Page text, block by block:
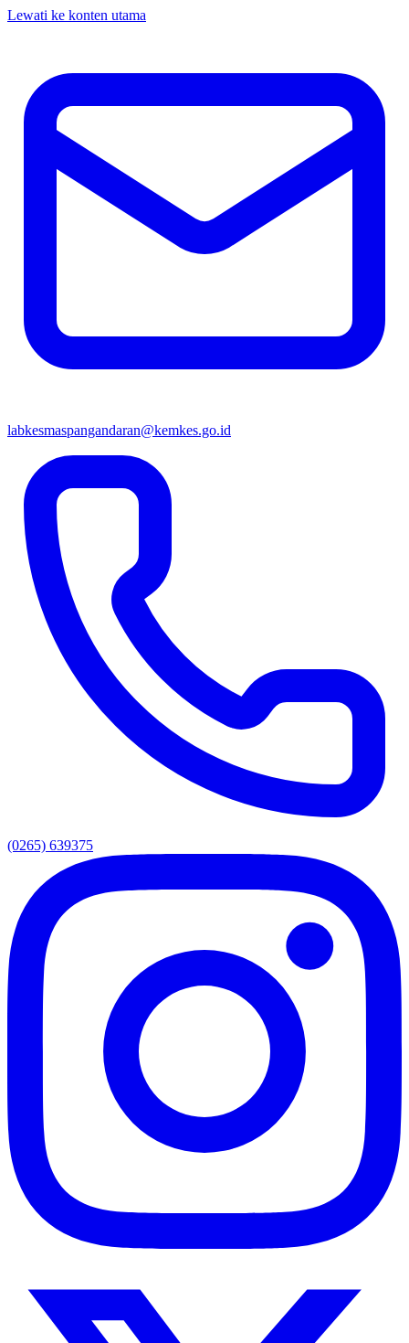
Lewati ke konten utama
labkesmaspangandaran@kemkes.go.id
(0265) 639375